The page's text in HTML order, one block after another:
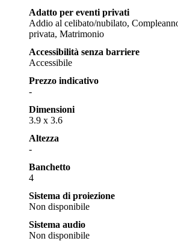
Adatto per eventi privati
Addio al celibato/nubilato,
privata, Matrimonio
Accessibilità senza barriere
Accessibile
Prezzo indicativo
-
Dimensioni
3.9 x 3.6
Altezza
-
Banchetto
4
Sistema di proiezione
Non disponibile
Sistema audio
Non disponibile